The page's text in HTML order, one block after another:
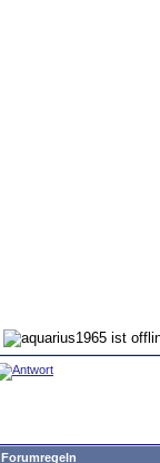
Forumregeln